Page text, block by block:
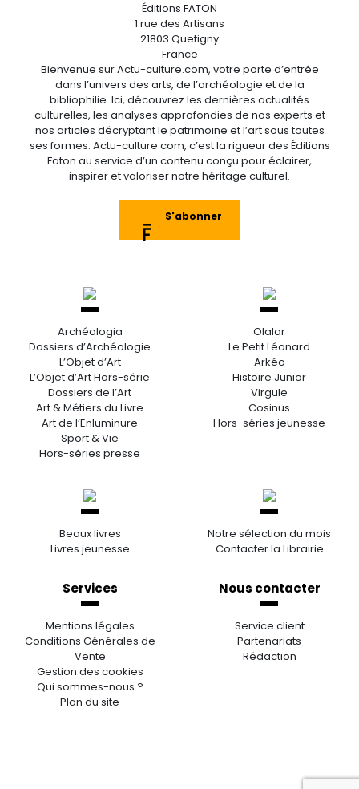
Éditions FATON
1 rue des Artisans
21803 Quetigny
France
Bienvenue sur Actu-culture.com, votre porte d’entrée
dans l’univers des arts, de l’archéologie et de la
bibliophilie. Ici, découvrez les dernières actualités
culturelles, les analyses approfondies de nos experts et
nos articles décryptant le patrimoine et l’art sous toutes
ses formes. Actu-culture.com, c’est la rigueur des Éditions
Faton au service d’un contenu conçu pour éclairer,
inspirer et valoriser notre héritage culturel.
S'abonner
Archéologia
Dossiers d’Archéologie
L’Objet d’Art
L’Objet d’Art Hors-série
Dossiers de l’Art
Art & Métiers du Livre
Art de l’Enluminure
Sport & Vie
Hors-séries presse
Olalar
Le Petit Léonard
Arkéo
Histoire Junior
Virgule
Cosinus
Hors-séries jeunesse
Beaux livres
Livres jeunesse
Notre sélection du mois
Contacter la Librairie
Services
Mentions légales
Conditions Générales de
Vente
Gestion des cookies
Qui sommes-nous ?
Plan du site
Nous contacter
Service client
Partenariats
Rédaction